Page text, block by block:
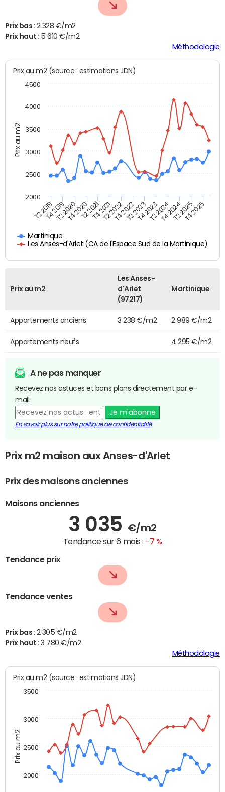
Prix bas : 2 328 €/m2
Prix haut : 5 610 €/m2
Méthodologie
Prix au m2
Prix au m2 (source : estimations JDN)
Martinique
Les Anses-d'Arlet (CA de l'Espace Sud de la Martinique)
T2 2019T4 2019T2 2020T4 2020T2 2021T4 2021T2 2022T4 2022T2 2023T4 2023T2 2024T4 2024T2 2025T4 2025
2000
2500
3000
3500
4000
4500
Prix au m2
Les Anses-
d'Arlet
(97217)
Martinique
Appartements anciens 3 238 €/m2 2 989 €/m2
Appartements neufs 4 295 €/m2
A ne pas manquer
Recevez nos astuces et bons plans directement par e-
mail.
Je m'abonne
En savoir plus sur notre politique de confidentialité
Prix m2 maison aux Anses-d'Arlet
Prix des maisons anciennes
Maisons anciennes
3 035 €/m2
Tendance sur 6 mois : -7 %
Tendance prix
Tendance ventes
Prix bas : 2 305 €/m2
Prix haut :3 780 €/m2
Méthodologie
Prix au m2
Prix au m2 (source : estimations JDN)
2000
2500
3000
3500